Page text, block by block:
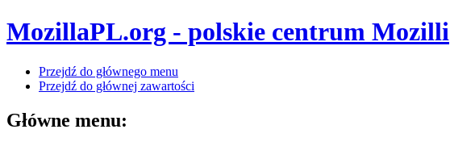
MozillaPL.org - polskie centrum Mozilli
Przejdź do głównego menu
Przejdź do głównej zawartości
Główne menu: